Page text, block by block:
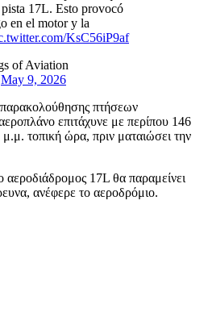
17L. Esto provocó
en el motor y la
KsC56iP9af
of Aviation
May 9, 2026
πτήσεων
επιτάχυνε με περίπου 146
τοπική ώρα, πριν ματαιώσει την
αεροδιάδρομος 17L θα παραμείνει
ανέφερε το αεροδρόμιο.